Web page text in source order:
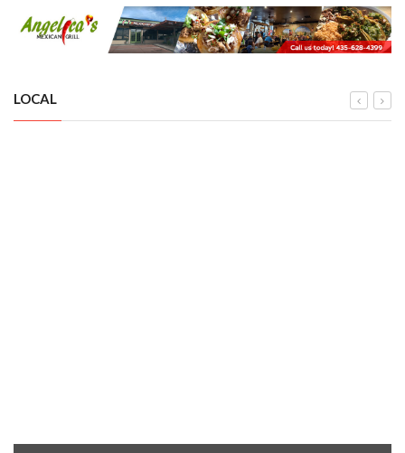
LOCAL